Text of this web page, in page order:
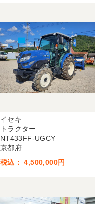
イセキ
トラクター
NT433FF-UGCY
京都府
税込： 4,500,000円